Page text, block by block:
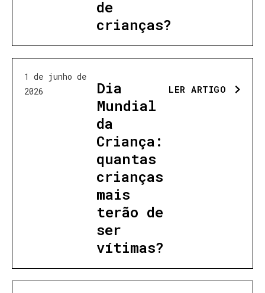
de
crianças?
1 de junho de
2026
Dia
Mundial
da
Criança:
quantas
crianças
mais
terão de
ser
vítimas?
LER ARTIGO